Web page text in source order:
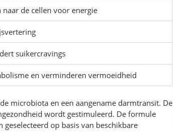
de cellen voor energie
suikercravings
en verminderen vermoeidheid
microbiota en een aangename darmtransit. De
wordt gestimuleerd. De formule
op basis van beschikbare